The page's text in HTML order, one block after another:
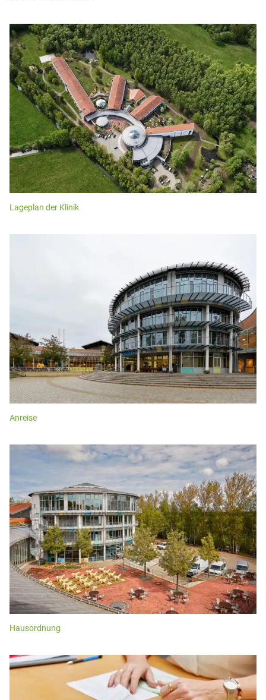
Lageplan der Klinik
Anreise
Hausordnung